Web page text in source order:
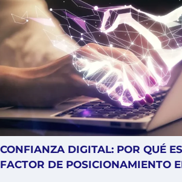
CONFIANZA DIGITAL: POR QUÉ
FACTOR DE POSICIONAMIENTO